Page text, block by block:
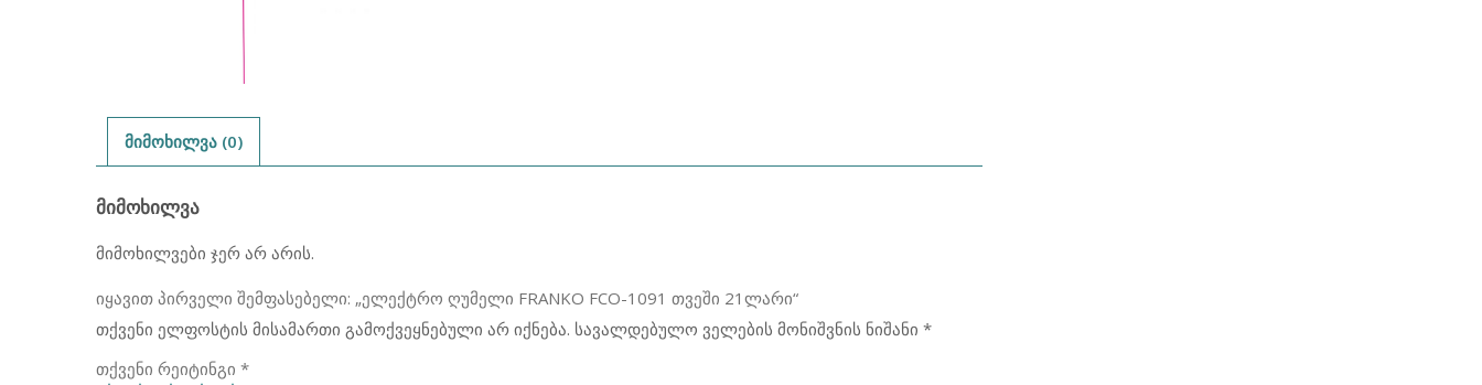
მიმოხილვა (0)
ᲛᲘᲛᲝᲮᲘᲚᲕᲐ
მიმოხილვები ჯერ არ არის.
იყავით პირველი შემფასებელი: „ელექტრო ღუმელი FRANKO FCO-1091 თვეში 21ლარი“
თქვენი ელფოსტის მისამართი გამოქვეყნებული არ იქნება. სავალდებულო ველების მონიშვნის ნიშანი *
თქვენი რეიტინგი *